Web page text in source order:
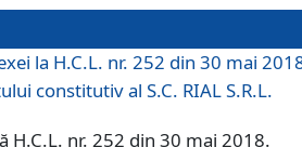
la H.C.L. nr. 252 din 30 mai
constitutiv al S.C. RIAL S.R.L.
H.C.L. nr. 252 din 30 mai 2018.